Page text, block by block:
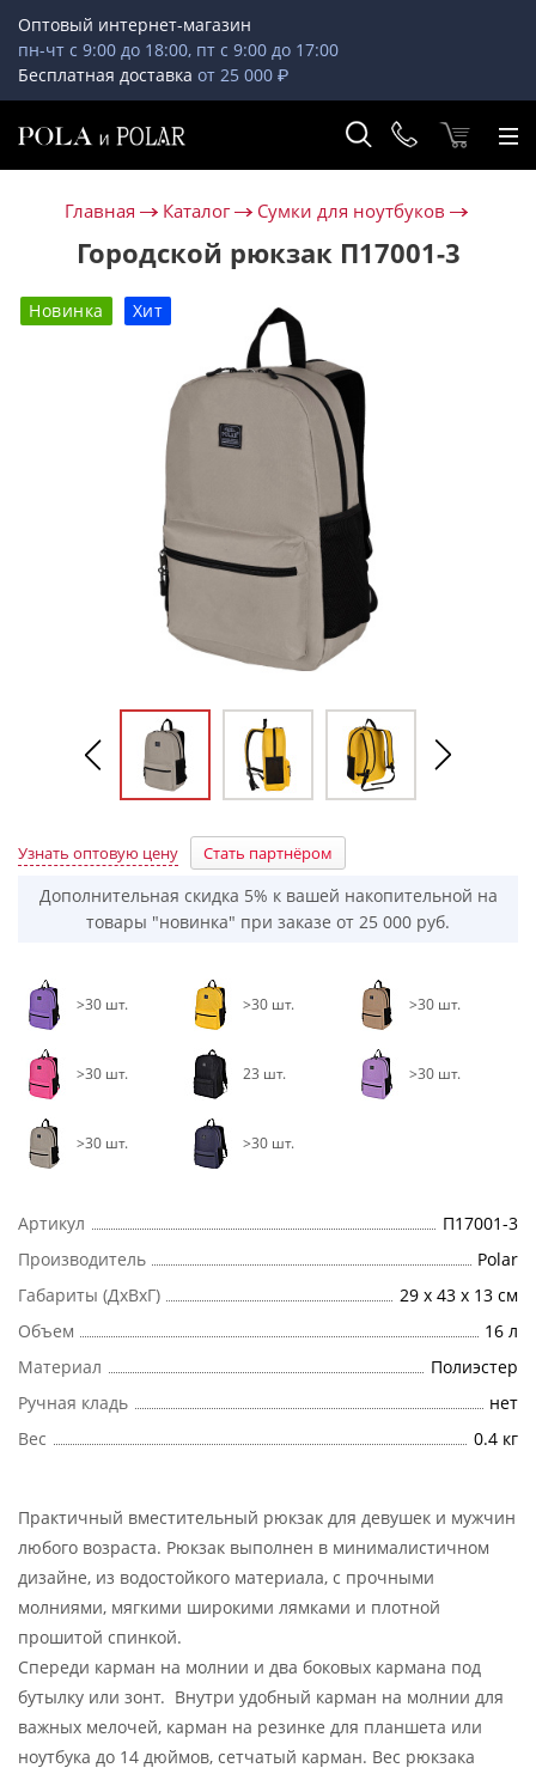
Оптовый интернет-магазин
пн-чт с 9:00 до 18:00, пт с 9:00 до 17:00
Бесплатная доставка от 25 000 ₽
Главная Каталог Сумки для ноутбуков
Городской рюкзак П17001-3
Новинка Хит
Узнать оптовую цену Стать партнёром
Дополнительная скидка 5% к вашей накопительной на
товары "новинка" при заказе от 25 000 руб.
>30 шт. >30 шт. >30 шт.
>30 шт. 23 шт. >30 шт.
>30 шт. >30 шт.
Артикул
П17001-3
Производитель
Polar
Габариты (ДхВхГ)
29 x 43 x 13 см
Объем
16 л
Материал
Полиэстер
Ручная кладь
нет
Вес
0.4 кг
Практичный вместительный рюкзак для девушек и мужчин
любого возраста. Рюкзак выполнен в минималистичном
дизайне, из водостойкого материала, с прочными
молниями, мягкими широкими лямками и плотной
прошитой спинкой.
Спереди карман на молнии и два боковых кармана под
бутылку или зонт. Внутри удобный карман на молнии для
важных мелочей, карман на резинке для планшета или
ноутбука до 14 дюймов, сетчатый карман. Вес рюкзака